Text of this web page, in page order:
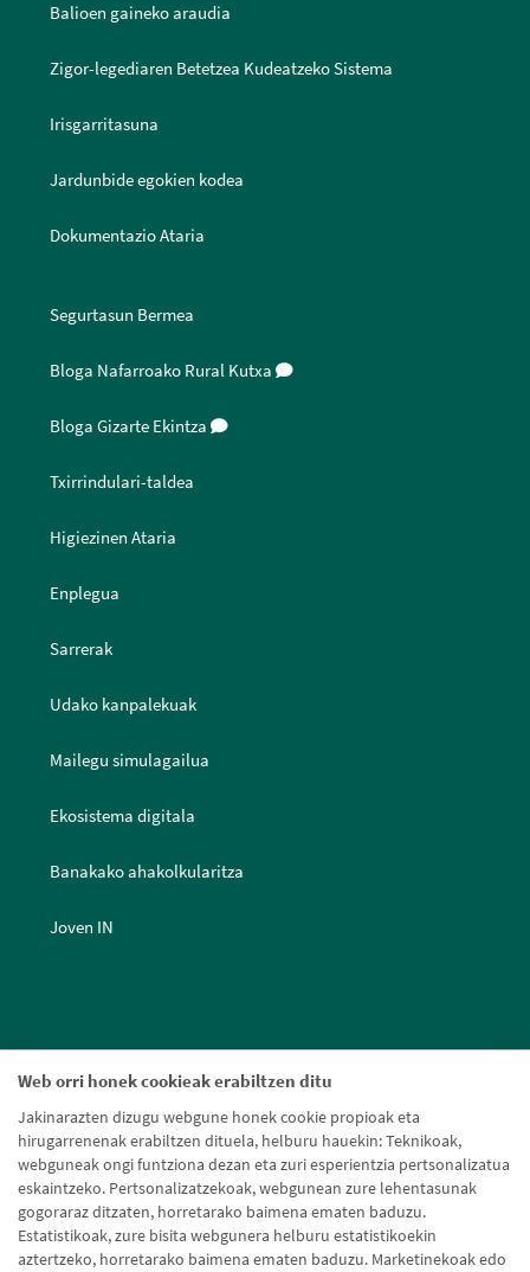
Web orri honek cookieak erabiltzen ditu
Jakinarazten dizugu webgune honek cookie propioak eta
hirugarrenenak erabiltzen dituela, helburu hauekin: Teknikoak,
webguneak ongi funtziona dezan eta zuri esperientzia pertsonalizatua
eskaintzeko. Pertsonalizatzekoak, webgunean zure lehentasunak
gogoraraz ditzaten, horretarako baimena ematen baduzu.
Estatistikoak, zure bisita webgunera helburu estatistikoekin
aztertzeko, horretarako baimena ematen baduzu. Marketinekoak edo
Balioen gaineko araudia
Zigor-legediaren Betetzea Kudeatzeko Sistema
Irisgarritasuna
Jardunbide egokien kodea
Dokumentazio Ataria
Segurtasun Bermea
Bloga Nafarroako Rural Kutxa
Bloga Gizarte Ekintza
Txirrindulari-taldea
Higiezinen Ataria
Enplegua
Sarrerak
Udako kanpalekuak
Mailegu simulagailua
Ekosistema digitala
Banakako ahakolkularitza
Joven IN